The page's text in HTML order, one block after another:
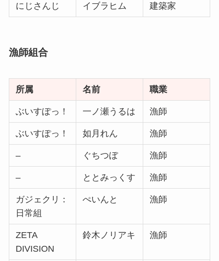
にじさんじ イブラヒム 建築家
漁師組合
所属 名前 職業
ぶいすぽっ！ 一ノ瀬うるは 漁師
ぶいすぽっ！ 如月れん 漁師
– ぐちつぼ 漁師
– ととみっくす 漁師
ガジェクリ：
日常組
ぺいんと 漁師
ZETA
DIVISION
鈴木ノリアキ 漁師